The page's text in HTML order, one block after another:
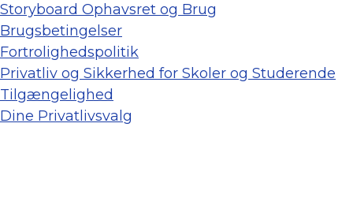
Storyboard Ophavsret og Brug
Brugsbetingelser
Fortrolighedspolitik
Privatliv og Sikkerhed for Skoler og Studerende
Tilgængelighed
Dine Privatlivsvalg